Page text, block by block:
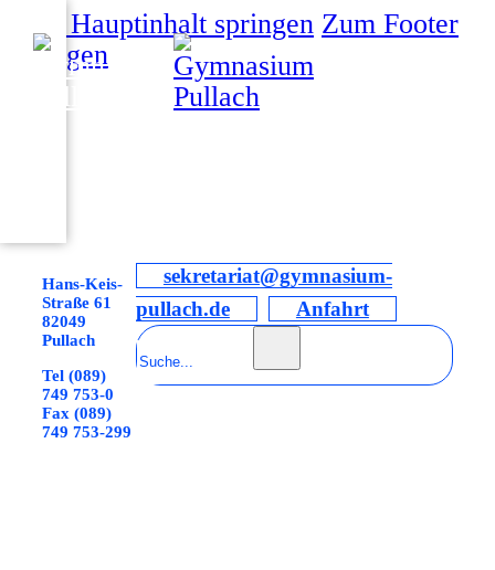
Zum Hauptinhalt springen Zum Footer
springen
Hans-Keis-
Straße 61
82049
Pullach
Tel (089)
749 753-0
Fax (089)
749 753-299
sekretariat@gymnasium-
pullach.de
Anfahrt
Suchen